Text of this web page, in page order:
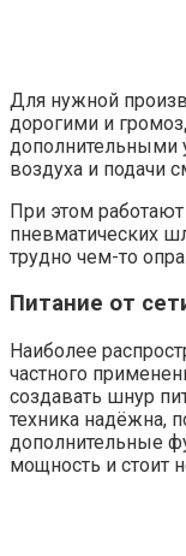
Для нужной
дорогими и
дополнительными
воздуха и подачи
При этом
пневматических
трудно чем-то
Питание от
Наиболее
частного
создавать шнур
техника надёжна,
дополнительные
мощность и стоит